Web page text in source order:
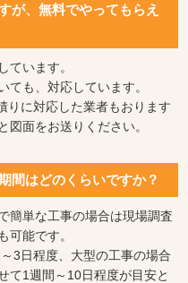
が、無料でやってもらえ
ています。
ても、対応しています。
りに対応した業者もおります
図面をお送りください。
間はどのくらいですか？
簡単な工事の場合は現場調査
可能です。
3日程度、大型の工事の場合
て1週間～10日程度が目安と